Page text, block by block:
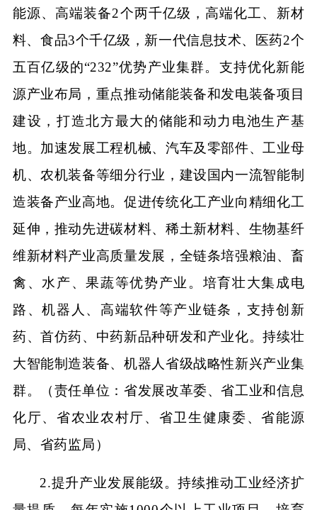
能源、高端装备2个两千亿级，高端化工、新材
料、食品3个千亿级，新一代信息技术、医药2个
五百亿级的“232”优势产业集群。支持优化新能
源产业布局，重点推动储能装备和发电装备项目
建设，打造北方最大的储能和动力电池生产基
地。加速发展工程机械、汽车及零部件、工业母
机、农机装备等细分行业，建设国内一流智能制
造装备产业高地。促进传统化工产业向精细化工
延伸，推动先进碳材料、稀土新材料、生物基纤
维新材料产业高质量发展，全链条培强粮油、畜
禽、水产、果蔬等优势产业。培育壮大集成电
路、机器人、高端软件等产业链条，支持创新
药、首仿药、中药新品种研发和产业化。持续壮
大智能制造装备、机器人省级战略性新兴产业集
群。（责任单位：省发展改革委、省工业和信息
化厅、省农业农村厅、省卫生健康委、省能源
局、省药监局）
2.提升产业发展能级。持续推动工业经济扩